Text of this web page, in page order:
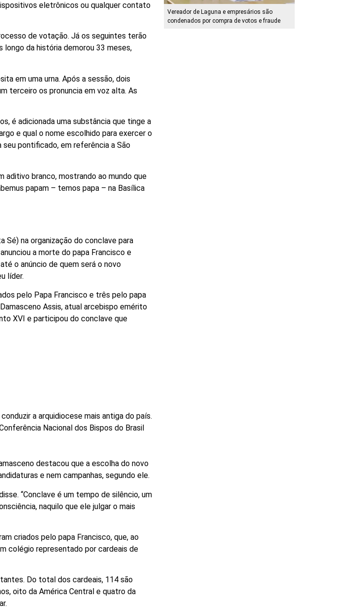
eletrônicos ou qualquer contato
de votação. Já os seguintes terão
longo da história demorou 33 meses,
em uma urna. Após a sessão, dois
terceiro os pronuncia em voz alta. As
é adicionada uma substância que tinge a
e qual o nome escolhido para exercer o
pontificado, em referência a São
aditivo branco, mostrando ao mundo que
papam – temos papa – na Basílica
Sé) na organização do conclave para
a morte do papa Francisco e
o anúncio de quem será o novo
líder.
pelo Papa Francisco e três pelo papa
Assis, atual arcebispo emérito
XVI e participou do conclave que
a arquidiocese mais antiga do país.
Nacional dos Bispos do Brasil
destacou que a escolha do novo
e nem campanhas, segundo ele.
“Conclave é um tempo de silêncio, um
naquilo que ele julgar o mais
criados pelo papa Francisco, que, ao
colégio representado por cardeais de
Do total dos cardeais, 114 são
oito da América Central e quatro da
Vereador de Laguna e empresários são
condenados por compra de votos e fraude